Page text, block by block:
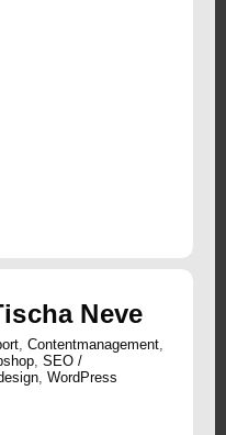
Neve
Contentmanagement
SEO /
WordPress